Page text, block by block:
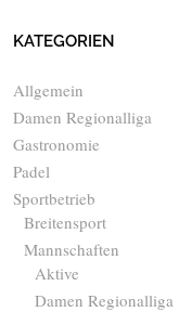
KATEGORIEN
Allgemein
Damen Regionalliga
Gastronomie
Padel
Sportbetrieb
Breitensport
Mannschaften
Aktive
Damen Regionalliga